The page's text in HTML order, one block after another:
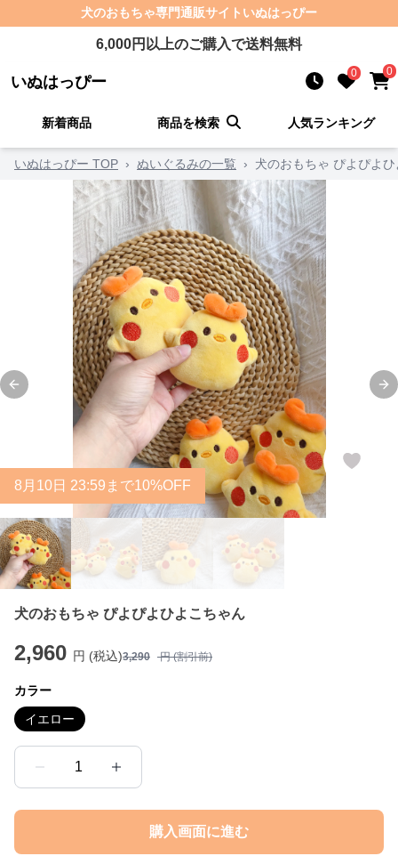
犬のおもちゃ専門通販サイト いぬはっぴー
6,000円以上のご購入で送料無料
いぬはっぴー 0 0
新着商品 商品を検索 人気ランキング
いぬはっぴー TOP › ぬいぐるみの一覧 › 犬のおもちゃ ぴよぴよ
Previous slide
8 月 10日 23:59まで10%OFF
犬のおもちゃ ぴよぴよひよこちゃん
2,960 円 (税込)3,290 円 (割引前)
カラー
イエロー
1
購入画面に進む